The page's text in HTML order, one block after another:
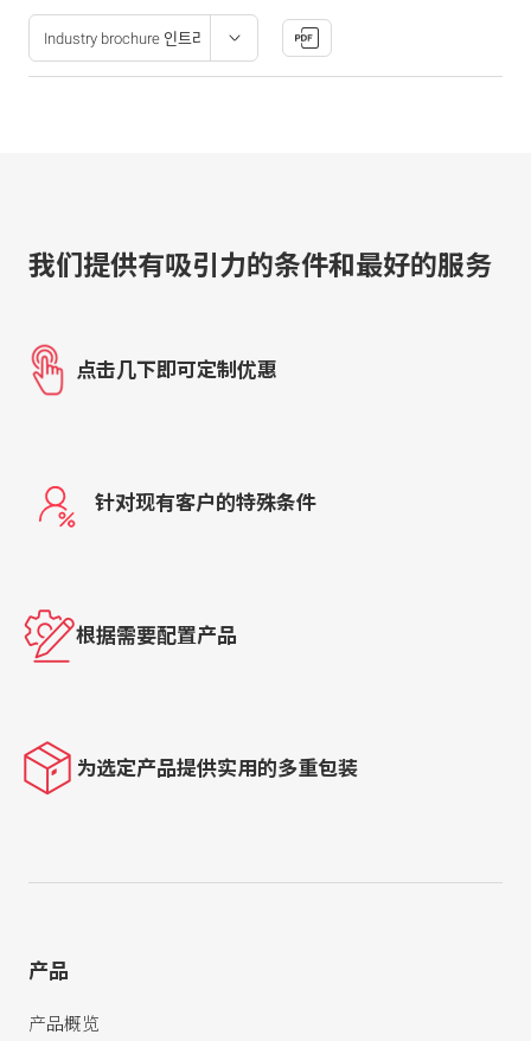
我们提供有吸引力的条件和最好的服务
点击几下即可定制优惠
针对现有客户的特殊条件
根据需要配置产品
为选定产品提供实用的多重包装
产品
产品概览